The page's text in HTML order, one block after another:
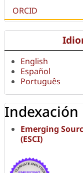
ORCID
English
Español
Português
Indexación
Emerging
(ESCI)